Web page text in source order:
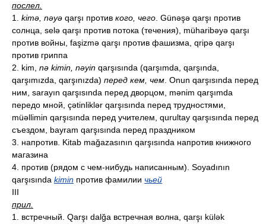
послел.
1. kimə, nəyə qarşı против кого, чего . Günəşə qarşı против
солнца, selə qarşı против потока (течения), müharibəyə qarşı
против войны, faşizmə qarşı против фашизма, qripə qarşı
против гриппа
2. kim, nə kimin, nəyin qarşısında (qarşımda, qarşında,
qarşımızda, qarşınızda) перед кем, чем . Onun qarşısında перед
ним, sarayın qarşısında перед дворцом, mənim qarşımda
передо мной, çətinliklər qarşısında перед трудностями,
müəllimin qarşısında перед учителем, qurultay qarşısında перед
съездом, bayram qarşısında перед праздником
3. напротив. Kitab mağazasının qarşısında напротив книжного
магазина
4. против (рядом с чем-нибудь написанным). Soyadının
qarşısında kimin против фамилии чьей
III
прил.
1. встречный. Qarşı dalğa встречная волна, qarşı külək